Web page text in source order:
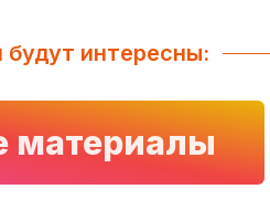
интересны:
материалы